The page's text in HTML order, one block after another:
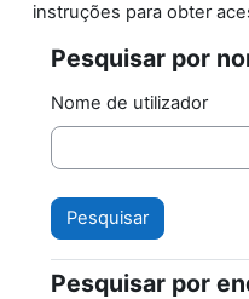
instruções para obter
Pesquisar por
Pesquisar por
Nome de utilizador
Pesquisar por
Pesquisar por